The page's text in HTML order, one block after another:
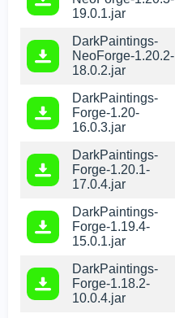
19.0.1.jar
DarkPaintings-
NeoForge-1.20.2-
18.0.2.jar
DarkPaintings-
Forge-1.20-
16.0.3.jar
DarkPaintings-
Forge-1.20.1-
17.0.4.jar
DarkPaintings-
Forge-1.19.4-
15.0.1.jar
DarkPaintings-
Forge-1.18.2-
10.0.4.jar